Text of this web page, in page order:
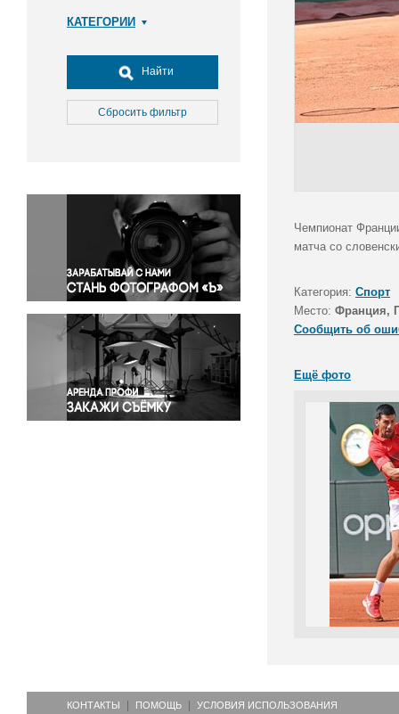
КАТЕГОРИИ
Досуг, туризм и отдых
Культура
Медицина
Окружающая среда
Политика
Правосудие
Происшествия и конфликты
Религия
Светская жизнь
Спорт
Экология
Экономика и бизнес
Найти
Сбросить фильтр
Чемпионат
матча со
Категория: Спорт
Место: Франция,
Сообщить об
Ещё фото
КОНТАКТЫ ПОМОЩЬ УСЛОВИЯ ИСПОЛЬЗОВАНИЯ